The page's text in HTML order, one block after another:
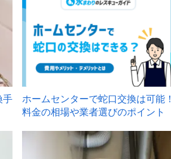
手
ホームセンターで蛇口交換は可能！
料金の相場や業者選びのポイント